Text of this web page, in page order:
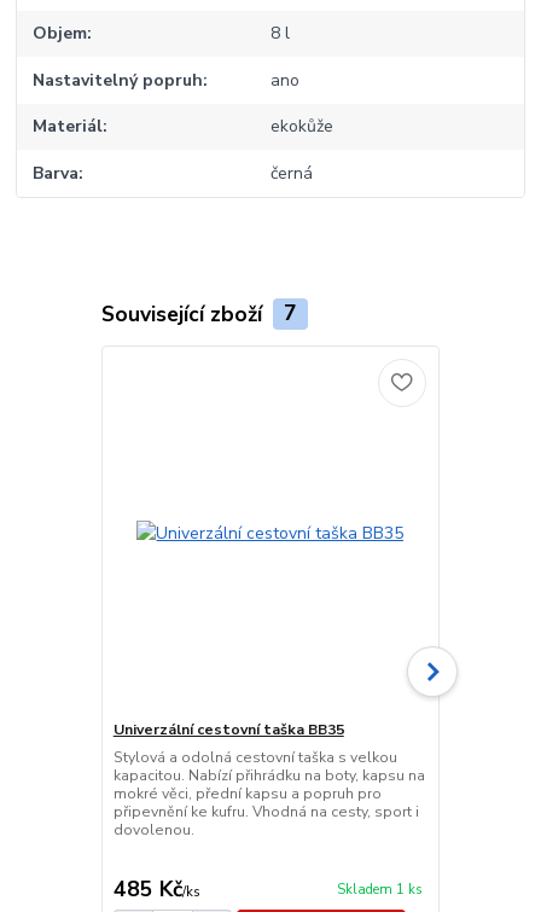
Objem 8 l
Nastavitelný popruh ano
Materiál ekokůže
Barva černá
Související zboží 7
Univerzální cestovní taška BB35
Stylová a odolná cestovní taška s velkou
kapacitou. Nabízí přihrádku na boty, kapsu na
mokré věci, přední kapsu a popruh pro
připevnění ke kufru. Vhodná na cesty, sport i
dovolenou.
485 Kč/ks Skladem 1 ks